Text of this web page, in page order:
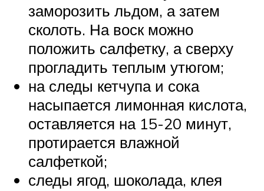
заморозить льдом, а затем
сколоть. На воск можно
положить салфетку, а сверху
прогладить теплым утюгом;
на следы кетчупа и сока
насыпается лимонная кислота,
оставляется на 15-20 минут,
протирается влажной
салфеткой;
следы ягод, шоколада, клея